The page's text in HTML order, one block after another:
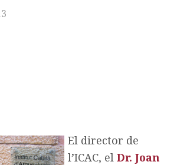
El director de
l’ICAC, elDr. Joan